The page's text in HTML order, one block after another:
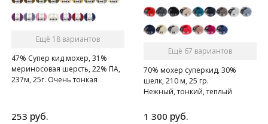
Ещё 18 вариантов
47% Супер кид мохер, 31%
мериносовая шерсть, 22% ПА,
237м, 25г. Очень тонкая
253 руб.
Ещё 67 вариантов
70% мохер суперкид, 30%
шелк, 210 м, 25 гр.
Нежный, тонкий, теплый
1 300 руб.